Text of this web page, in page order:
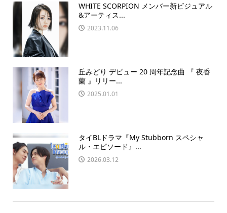
WHITE SCORPION メンバー新ビジュアル
&アーティス...
2023.11.06
丘みどり デビュー 20 周年記念曲 『 夜香
蘭 』リリー...
2025.01.01
タイBLドラマ『My Stubborn スペシャ
ル・エピソード』...
2026.03.12